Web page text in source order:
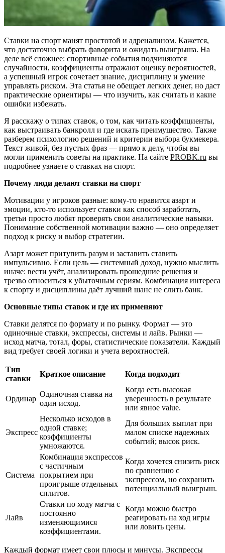
Ставки на спорт манят простотой и адреналином. Кажется,
что достаточно выбрать фаворита и ожидать выигрыша. На
деле всё сложнее: спортивные события подчиняются
случайности, коэффициенты отражают оценку вероятностей,
а успешный игрок сочетает знание, дисциплину и умение
управлять риском. Эта статья не обещает легких денег, но даст
практические ориентиры — что изучить, как считать и какие
ошибки избежать.
Я расскажу о типах ставок, о том, как читать коэффициенты,
как выстраивать банкролл и где искать преимущество. Также
разберем психологию решений и критерии выбора букмекера.
Текст живой, без пустых фраз — прямо к делу, чтобы вы
могли применить советы на практике. На сайте PROBK.ru вы
подробнее узнаете о ставках на спорт.
Почему люди делают ставки на спорт
Мотивации у игроков разные: кому-то нравится азарт и
эмоции, кто-то использует ставки как способ заработать,
третьи просто любят проверять свои аналитические навыки.
Понимание собственной мотивации важно — оно определяет
подход к риску и выбор стратегии.
Азарт может притупить разум и заставить ставить
импульсивно. Если цель — системный доход, нужно мыслить
иначе: вести учёт, анализировать прошедшие решения и
трезво относиться к убыточным сериям. Комбинация интереса
к спорту и дисциплины даёт лучший шанс не слить банк.
Основные типы ставок и где их применяют
Ставки делятся по формату и по рынку. Формат — это
одиночные ставки, экспрессы, системы и лайв. Рынки —
исход матча, тотал, форы, статистические показатели. Каждый
вид требует своей логики и учета вероятностей.
Тип
ставки
Краткое описание Когда подходит
Ординар
Одиночная ставка на
один исход.
Когда есть высокая
уверенность в результате
или явное value.
Экспресс
Несколько исходов в
одной ставке;
коэффициенты
умножаются.
Для больших выплат при
малом списке надежных
событий; высок риск.
Система
Комбинация экспрессов
с частичным
покрытием при
проигрыше отдельных
сплитов.
Когда хочется снизить риск
по сравнению с
экспрессом, но сохранить
потенциальный выигрыш.
Лайв
Ставки по ходу матча с
постоянно
изменяющимися
коэффициентами.
Когда можно быстро
реагировать на ход игры
или ловить цены.
Каждый формат имеет свои плюсы и минусы. Экспрессы